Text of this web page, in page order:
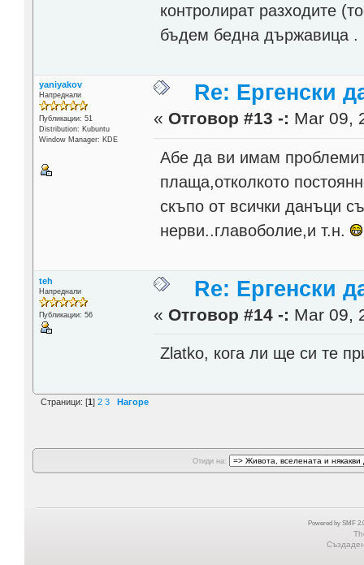
контролират разходите
бъдем бедна държавица .
yaniyakov
Напреднали
Публикации: 51
Distribution: Kubuntu
Window Manager: KDE
Re: Ергенски
« Отговор #13 -: Mar 09,
Абе да ви имам
плаща,отколкото
скъпо от всички данъци
нерви..главоболие,и т.н.
teh
Напреднали
Публикации: 56
Re: Ергенски
« Отговор #14 -: Mar 09,
Zlatko, кога ли ще си те
Страници: [1] 2 3 Нагоре
Отиди на:
Powered by SMF